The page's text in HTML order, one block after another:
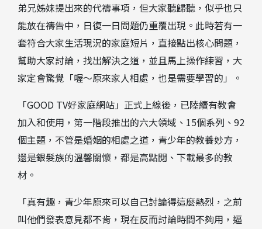
弟兄姊妹提出來的代禱事項，但大家聽歸聽，似乎也只
能放在禱告中，日復一日問題仍重覆出現。此時若有一
套符合大家生活現況的家庭短片，直接點出核心問題，
幫助大家討論，找出解決之道，並且馬上操作練習，大
家定會驚覺「喔～原來家人相處，也是需要學習的」。
「GOOD TV好家庭網站」正式上線後，已陸續有教會
加入和使用，第一階段推出的六大領域、 15個系列、 92
個主題，不管是婚姻的相處之道，青少年的教養妙方，
還是銀髮族的溫馨關懷，都是高點閱、下載最多的教
材。
「真有趣，青少年原來可以自己討論得這麼熱烈，之前
叫他們發表意見都不肯，現在反而討論時間不夠用，逼